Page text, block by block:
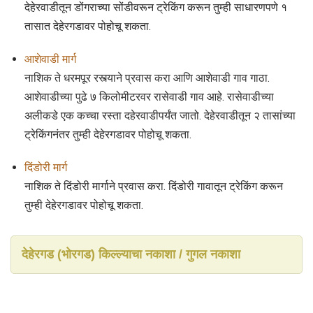
देहेरवाडीतून डोंगराच्या सोंडीवरून ट्रेकिंग करून तुम्ही साधारणपणे १
तासात देहेरगडावर पोहोचू शकता.
आशेवाडी मार्ग
नाशिक ते धरमपूर रस्त्याने प्रवास करा आणि आशेवाडी गाव गाठा.
आशेवाडीच्या पुढे ७ किलोमीटरवर रासेवाडी गाव आहे. रासेवाडीच्या
अलीकडे एक कच्चा रस्ता दहेरवाडीपर्यंत जातो. देहेरवाडीतून २ तासांच्या
ट्रेकिंगनंतर तुम्ही देहेरगडावर पोहोचू शकता.
दिंडोरी मार्ग
नाशिक ते दिंडोरी मार्गाने प्रवास करा. दिंडोरी गावातून ट्रेकिंग करून
तुम्ही देहेरगडावर पोहोचू शकता.
देहेरगड (भोरगड) किल्ल्याचा नकाशा / गुगल नकाशा